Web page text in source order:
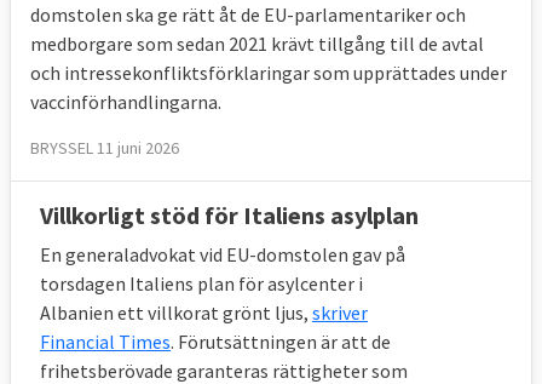
30 mars 2004Sverige förloradeEj
omhändertagit spilloljor på rätt sätt
5 november 2002
behålla flygtrafikavtal med USA i strid mot
EU-rätt
7 maj 2002
Avsaknad av lista
på oskäliga villkor i konsumentavtal
14 juni 2001Sverige förloradeIgnorering
av EU-regler för badvatten
domstolen ska ge rätt åt de EU-parlamentariker och
medborgare som sedan 2021 krävt tillgång till de avtal
och intressekonfliktsförklaringar som upprättades under
vaccinförhandlingarna.
BRYSSEL 11 juni 2026
Villkorligt stöd för Italiens asylplan
En generaladvokat vid EU-domstolen gav på
torsdagen Italiens plan för asylcenter i
Albanien ett villkorat grönt ljus, skriver
Financial Times. Förutsättningen är att de
frihetsberövade garanteras rättigheter som